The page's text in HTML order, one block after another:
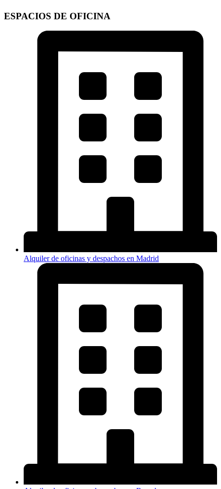
ESPACIOS DE OFICINA
Alquiler de oficinas y despachos en Madrid